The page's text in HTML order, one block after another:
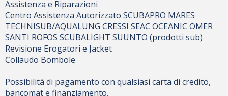
Assistenza e Riparazioni
Centro Assistenza Autorizzato SCUBAPRO MARES
TECHNISUB/AQUALUNG CRESSI SEAC OCEANIC OMER
SANTI ROFOS SCUBALIGHT SUUNTO (prodotti sub)
Revisione Erogatori e Jacket
Collaudo Bombole
Possibilità di pagamento con qualsiasi carta di credito,
bancomat e finanziamento.